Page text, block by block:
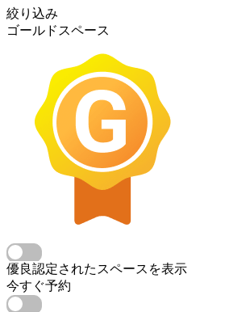
絞り込み
ゴールドスペース
優良認定されたスペースを表示
今すぐ予約